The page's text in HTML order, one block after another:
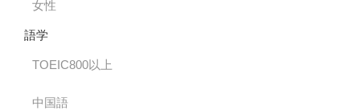
女性
語学
TOEIC800以上
中国語